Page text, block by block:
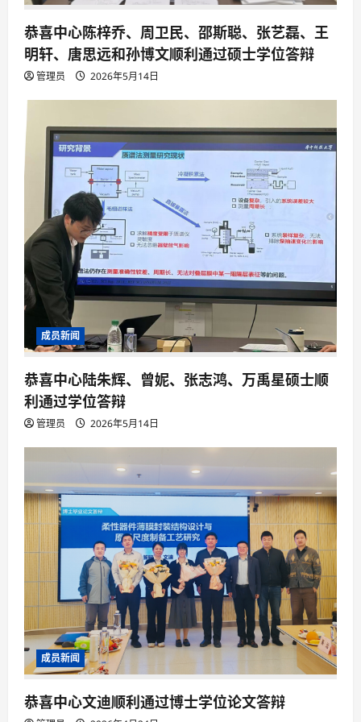
恭喜中心陈梓乔、周卫民、邵斯聪、张艺磊、王
明轩、唐思远和孙博文顺利通过硕士学位答辩
管理员 2026年5月14日
成员新闻
恭喜中心陆朱辉、曾妮、张志鸿、万禹星硕士顺
利通过学位答辩
管理员 2026年5月14日
成员新闻
恭喜中心文迪顺利通过博士学位论文答辩